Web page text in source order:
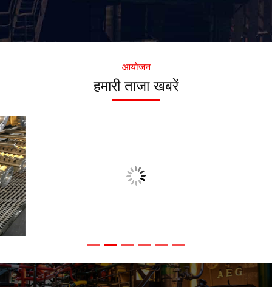
मशीन और रॉड ब्रेकडाउन मशीनें
बेची हैं।हम उन्हें कई उत्पादन लाइनें
बनाने में मदद करते हैं, और हमारे
इंजीनियरों को उनके कारखाने में
कमीशन के लिए भेजते हैं।सबसे
अच्छी गुणवत्ता वाले उत्पादों का
आयोजन
हमारी ताजा खबरें